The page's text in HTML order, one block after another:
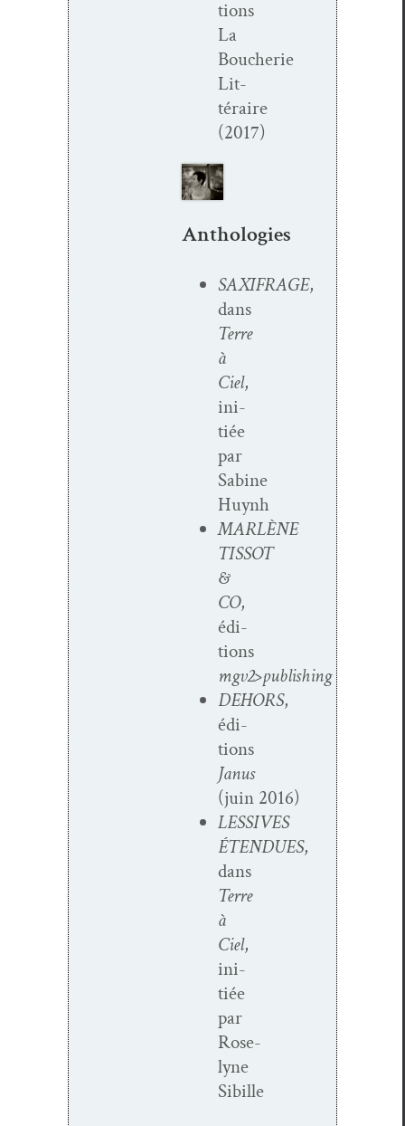
tions
La
Boucherie
Lit­
téraire
(2017)
Anthologies
SAXIFRAGE,
dans
Terre
à
Ciel,
ini­
tiée
par
Sabine
Huynh
MARLÈNE
TISSOT
&
CO,
édi­
tions
mgv2>publishing
DEHORS,
édi­
tions
Janus
(juin 2016)
LESSIVES
ÉTENDUES,
dans
Terre
à
Ciel,
ini­
tiée
par
Rose­
lyne
Sibille